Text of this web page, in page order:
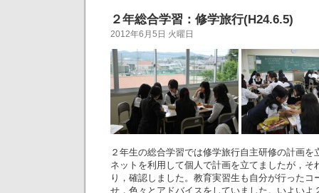
２年総合学習：修学旅行(H24.6.5)
2012年6月5日 火曜日
２年生の総合学習では修学旅行自主研修の計画を
ネットを利用して個人で計画を立てましたが，そ
り，確認しました。教育実習生も自分が行ったコ
せ，色々とアドバイスをしていました。いよいよ